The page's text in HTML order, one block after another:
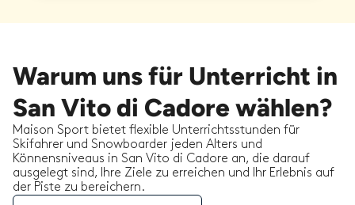
Warum uns für Unterricht in
San Vito di Cadore wählen?
Maison Sport bietet flexible Unterrichtsstunden für
Skifahrer und Snowboarder jeden Alters und
Könnensniveaus in San Vito di Cadore an, die darauf
ausgelegt sind, Ihre Ziele zu erreichen und Ihr Erlebnis auf
der Piste zu bereichern.